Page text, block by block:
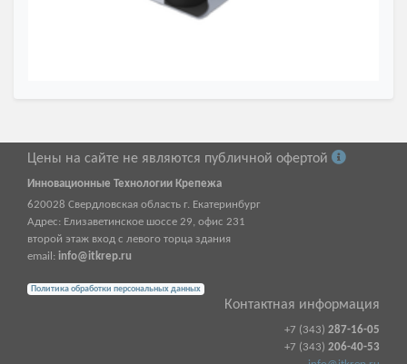
Цены на сайте не являются публичной офертой
Инновационные Технологии Крепежа
620028 Свердловская область г. Екатеринбург
Адрес: Елизаветинское шоссе 29, офис 231
второй этаж вход с левого торца здания
email: info@itkrep.ru
Политика обработки персональных данных
Контактная информация
+7 (343) 287-16-05
+7 (343) 206-40-53